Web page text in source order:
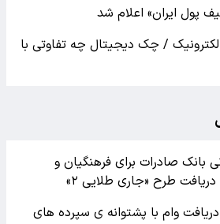
پول ایران» اعلام شد
/ چک دیجیتال چه تفاوتی با
تومانی بانک صادرات برای فرهنگیان و
طرح «جاری طلایی ۲»
وام با پشتوانه ی سپرده های